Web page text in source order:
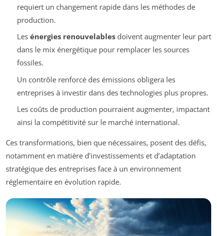
requiert un changement rapide dans les méthodes de
production.
Les énergies renouvelablesdoivent augmenter leur part
dans le mix énergétique pour remplacer les sources
fossiles.
Un contrôle renforcé des émissions obligera les
entreprises à investir dans des technologies plus propres.
Les coûts de production pourraient augmenter, impactant
ainsi la compétitivité sur le marché international.
Ces transformations, bien que nécessaires, posent des défis,
notamment en matière d’investissements et d’adaptation
stratégique des entreprises face à un environnement
réglementaire en évolution rapide.